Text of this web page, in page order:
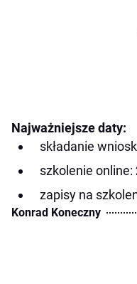
Najważniejsze daty:
składanie
szkolenie online:
zapisy na
Konrad Koneczny